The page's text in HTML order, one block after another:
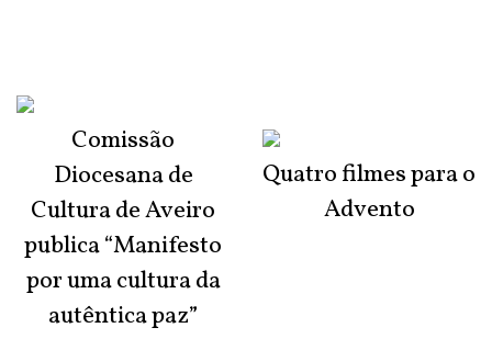
Comissão
Diocesana de
Cultura de Aveiro
publica “Manifesto
por uma cultura da
autêntica paz”
Quatro filmes para o
Advento